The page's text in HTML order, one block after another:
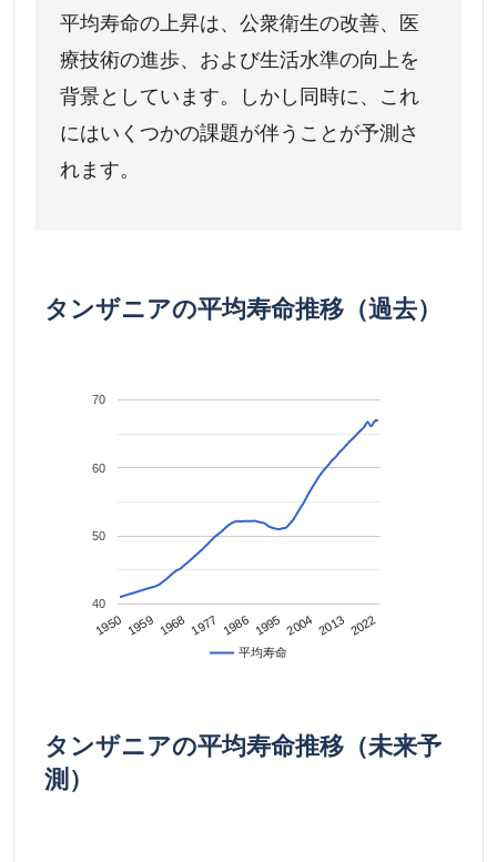
平均寿命の上昇は、公衆衛生の改善、医
療技術の進歩、および生活水準の向上を
背景としています。しかし同時に、これ
にはいくつかの課題が伴うことが予測さ
れます。
タンザニアの平均寿命推移（過去）
平均寿命
1950 1959 1968 1977 1986 1995 2004 2013 2022
40
50
60
70
タンザニアの平均寿命推移（未来予
測）